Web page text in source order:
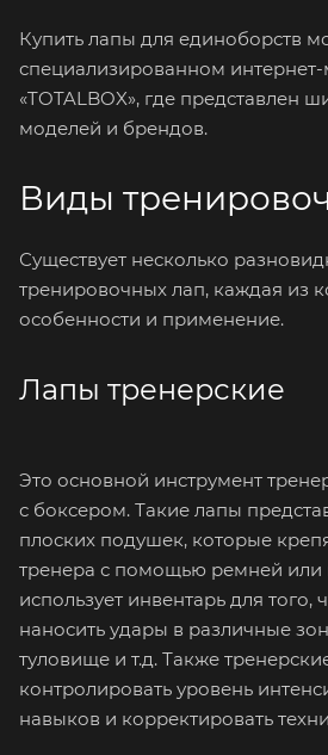
Купить лапы для единоборств
специализированном интернет-
«TOTALBOX», где представлен
моделей и брендов.
Виды
Существует несколько
тренировочных лап, каждая из
особенности и применение.
Лапы тренерские
Это основной инструмент
с боксером. Такие лапы
плоских подушек, которые
тренера с помощью ремней или
использует инвентарь для того,
наносить удары в различные
туловище и т.д. Также
контролировать уровень
навыков и корректировать